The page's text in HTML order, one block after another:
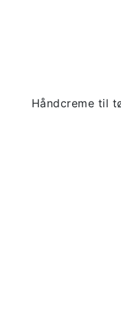
Håndcreme til